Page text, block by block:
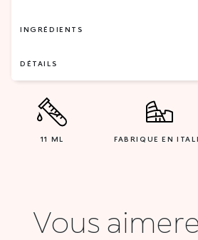
INGRÉDIENTS
DÉTAILS
11 ML FABRIQUE EN
Vous